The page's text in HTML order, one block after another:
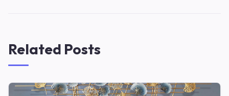
Related Posts